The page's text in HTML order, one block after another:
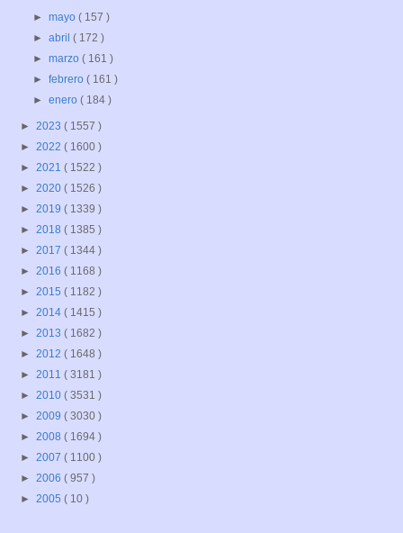
►mayo( 157 )
►abril( 172 )
►marzo( 161 )
►febrero( 161 )
►enero( 184 )
► 2023 ( 1557 )
► 2022 ( 1600 )
► 2021 ( 1522 )
► 2020 ( 1526 )
► 2019 ( 1339 )
► 2018 ( 1385 )
► 2017 ( 1344 )
► 2016 ( 1168 )
► 2015 ( 1182 )
► 2014 ( 1415 )
► 2013 ( 1682 )
► 2012 ( 1648 )
► 2011 ( 3181 )
► 2010 ( 3531 )
► 2009 ( 3030 )
► 2008 ( 1694 )
► 2007 ( 1100 )
► 2006 ( 957 )
► 2005 ( 10 )